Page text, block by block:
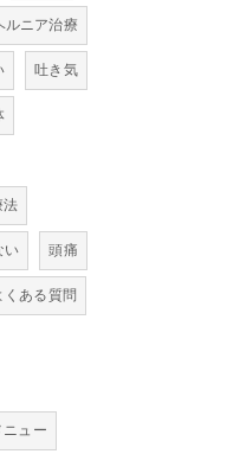
ルニア治療
吐き気
法
い 頭痛
くある質問
ニュー